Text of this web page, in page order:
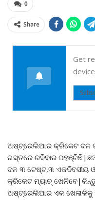
0
Share
Get
ଅଷ୍ଟ୍ରେଲିଆର କ୍ରିକେଟ ଦଳ
ଗସ୍ତରେ ରବିବାର
ଦଳ ୩ ଟେଷ୍ଟ,୩ ଏକଦିବସୀୟ
କ୍ରିକେଟ ମ୍ୟାଚ୍
ଅଷ୍ଟ୍ରେଲିଆର ଏକ ଖେଳାଳିକୁ